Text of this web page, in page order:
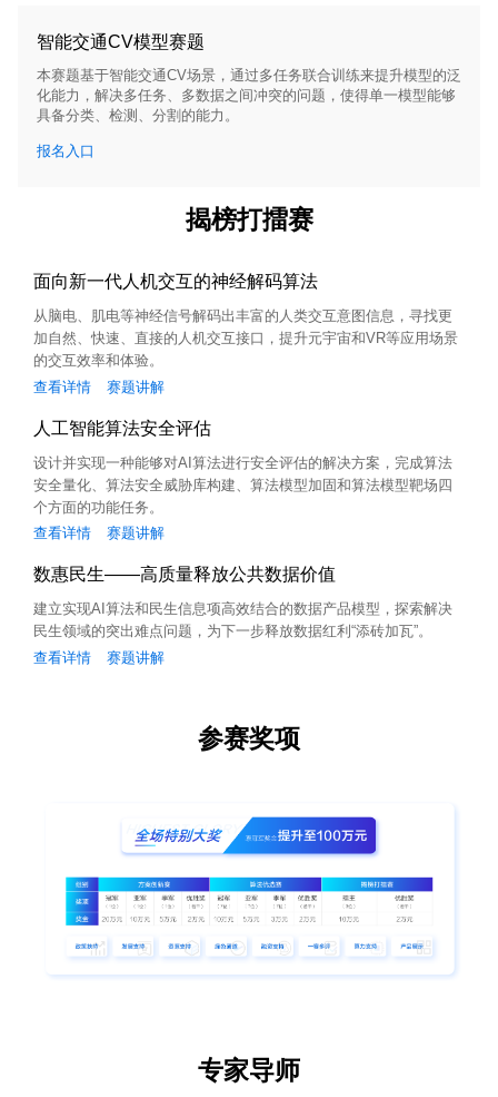
智能交通CV模型赛题
本赛题基于智能交通CV场景，通过多任务联合训练来提升模型的泛
化能力，解决多任务、多数据之间冲突的问题，使得单一模型能够
具备分类、检测、分割的能力。
报名入口
揭榜打擂赛
面向新一代人机交互的神经解码算法
从脑电、肌电等神经信号解码出丰富的人类交互意图信息，寻找更
加自然、快速、直接的人机交互接口，提升元宇宙和VR等应用场景
的交互效率和体验。
查看详情
赛题讲解
人工智能算法安全评估
设计并实现一种能够对AI算法进行安全评估的解决方案，完成算法
安全量化、算法安全威胁库构建、算法模型加固和算法模型靶场四
个方面的功能任务。
查看详情
赛题讲解
数惠民生——高质量释放公共数据价值
建立实现AI算法和民生信息项高效结合的数据产品模型，探索解决
民生领域的突出难点问题，为下一步释放数据红利“添砖加瓦”。
查看详情
赛题讲解
参赛奖项
专家导师